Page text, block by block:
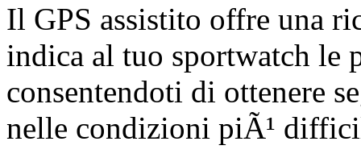
Il GPS assistito offre una
indica al tuo sportwatch le
consentendoti di ottenere
nelle condizioni piÃ¹